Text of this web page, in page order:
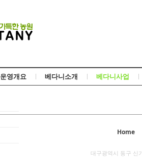
운영개요 베다니소개 베다니사업
Home
대구광역시 동구 신